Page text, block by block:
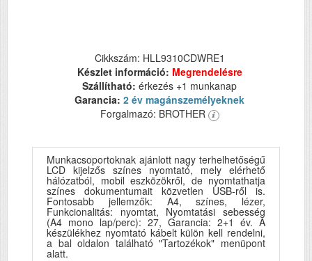
Cikkszám: HLL9310CDWRE1
Készlet információ: Megrendelésre
Szállítható: érkezés +1 munkanap
Garancia: 2 év magánszemélyeknek
Forgalmazó: BROTHER
Munkacsoportoknak ajánlott nagy terhelhetőségű
LCD kijelzős színes nyomtató, mely elérhető
hálózatból, mobil eszközökről, de nyomtathatja
színes dokumentumait közvetlen USB-ről is.
Fontosabb jellemzők: A4, színes, lézer,
Funkcionalitás: nyomtat, Nyomtatási sebesség
(A4 mono lap/perc): 27, Garancia: 2+1 év. A
készülékhez nyomtató kábelt külön kell rendelni,
a bal oldalon található "Tartozékok" menüpont
alatt.